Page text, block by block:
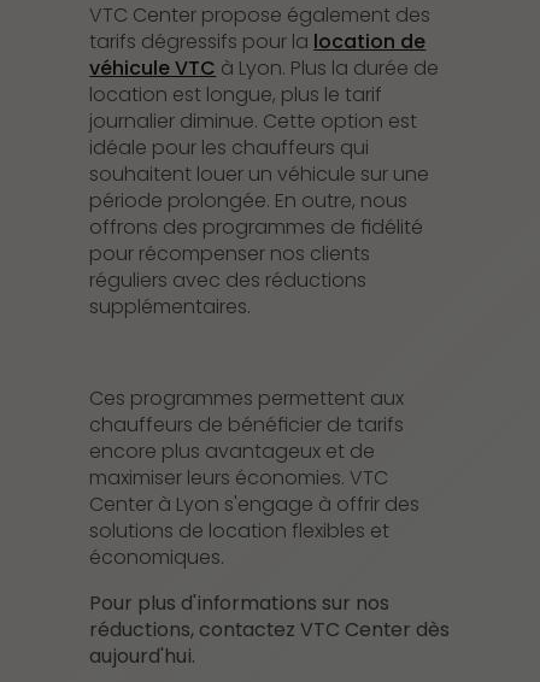
VTC Center propose également des
tarifs dégressifs pour la location de
véhicule VTC à Lyon. Plus la durée de
location est longue, plus le tarif
journalier diminue. Cette option est
idéale pour les chauffeurs qui
souhaitent louer un véhicule sur une
période prolongée. En outre, nous
offrons des programmes de fidélité
pour récompenser nos clients
réguliers avec des réductions
supplémentaires.
Ces programmes permettent aux
chauffeurs de bénéficier de tarifs
encore plus avantageux et de
maximiser leurs économies. VTC
Center à Lyon s'engage à offrir des
solutions de location flexibles et
économiques.
Pour plus d'informations sur nos
réductions, contactez VTC Center dès
aujourd'hui.